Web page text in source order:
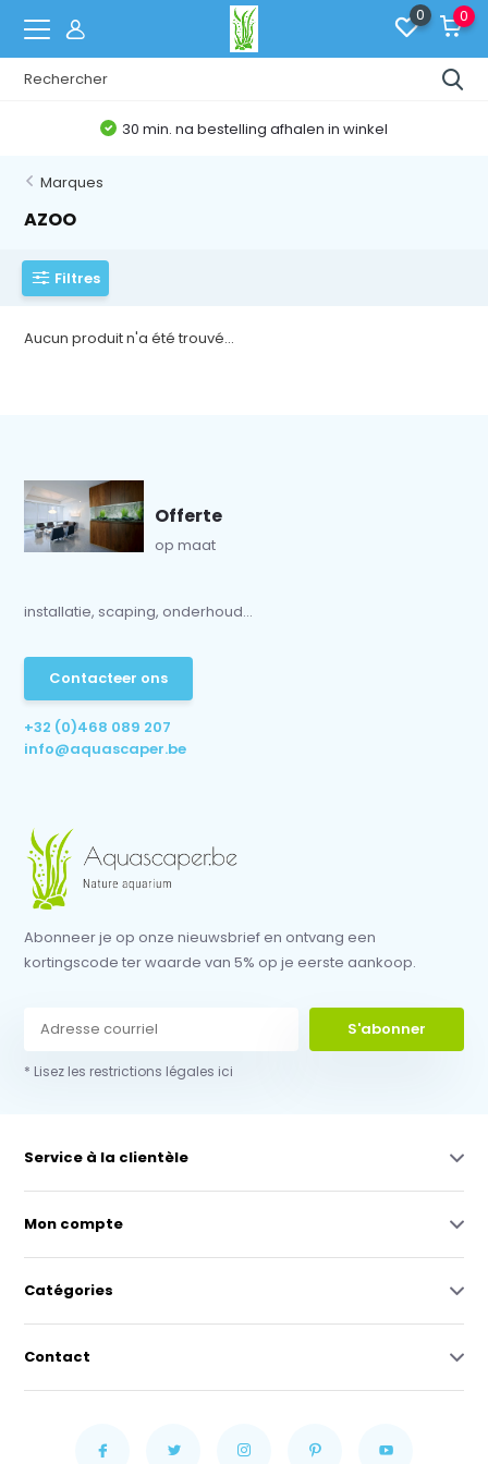
0 0
30 min. na bestelling afhalen in winkel
Marques
AZOO
Filtres
Aucun produit n'a été trouvé...
Offerte
op maat
installatie, scaping, onderhoud...
Contacteer ons
+32 (0)468 089 207
info@aquascaper.be
Abonneer je op onze nieuwsbrief en ontvang een
kortingscode ter waarde van 5% op je eerste aankoop.
S'abonner
* Lisez les restrictions légales ici
Service à la clientèle
Mon compte
Catégories
Contact